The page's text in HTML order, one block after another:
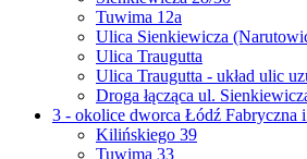
Tuwima 12a
Ulica Sienkiewicza
Ulica Traugutta
Ulica Traugutta - układ ulic
Droga łącząca ul.
3 - okolice dworca Łódź Fabryczna
Kilińskiego 39
Tuwima 33